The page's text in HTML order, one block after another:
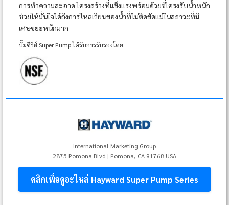
การทำความสะอาด โครงสร้างที่แข็งแรงพร้อมด้วยซี่โครงรับน้ำหนัก
ช่วยให้มั่นใจได้ถึงการไหลเวียนของน้ำที่ไม่ติดขัดแม้ในสภาวะที่มี
เศษขยะหนักมาก
ปั๊มซีรีส์ Super Pump ได้รับการรับรองโดย:
International Marketing Group
2875 Pomona Blvd | Pomona, CA 91768 USA
คลิกเพื่อดูอะไหล่ Hayward Super Pump Series